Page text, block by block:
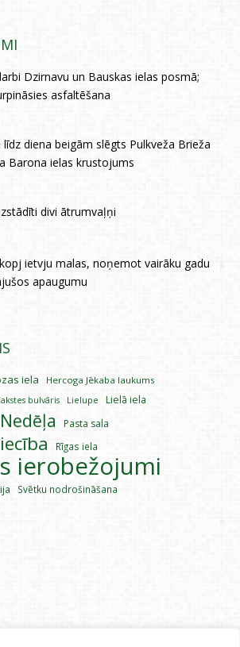
Dzirnavu un Bauskas ielas posmā;
asfaltēšana
līdz diena beigām slēgts Pulkveža Brieža
Barona ielas krustojums
divi ātrumvaļņi
ietvju malas, noņemot vairāku gadu
apaugumu
iela
Hercoga Jēkaba laukums
bulvāris Lielupe Lielā iela
Nedēļa Pasta sala
Rīgas iela
ierobežojumi
Svētku nodrošināšana